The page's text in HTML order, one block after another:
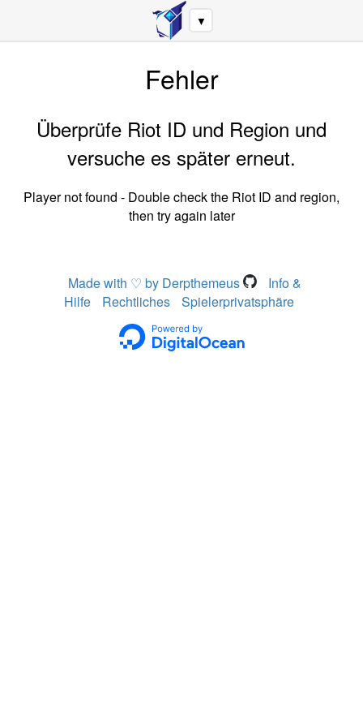
▼
Fehler
Überprüfe Riot ID und Region und
versuche es später erneut.
Player not found - Double check the Riot ID and region,
then try again later
Made with ♡ by Derpthemeus
Info &
Hilfe
Rechtliches Spielerprivatsphäre